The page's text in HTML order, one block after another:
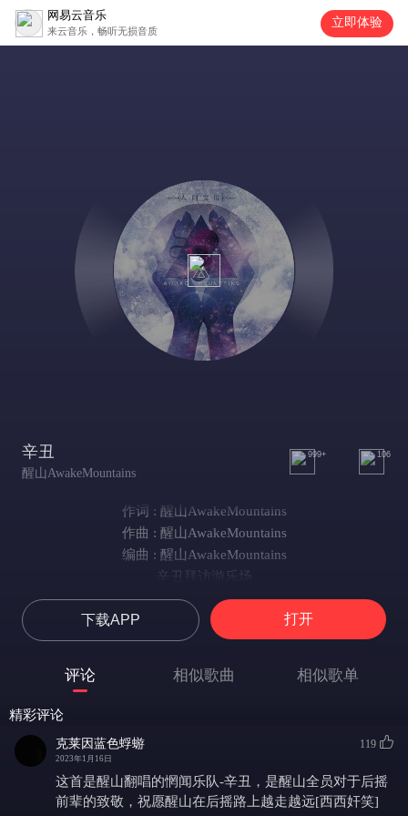
网易云音乐
来云音乐，畅听无损音质
立即体验
辛丑
醒山AwakeMountains
999+ 106
作词 : 醒山AwakeMountains
作曲 : 醒山AwakeMountains
编曲 : 醒山AwakeMountains
辛丑拜访游乐场
骤然的凛冬撕开了摩天轮的中央
魔鬼行走马戏坊
有个上帝躲在观众席里小心观望
四处奏起闭馆之殇，蔓延至大街小巷
有条蜡做的慈眉
常流下油腻的泪
下载APP 打开
评论 相似歌曲 相似歌单
精彩评论
克莱因蓝色蜉蝣
2023年1月16日
119
这首是醒山翻唱的惘闻乐队-辛丑，是醒山全员对于后摇
前辈的致敬，祝愿醒山在后摇路上越走越远[西西奸笑]